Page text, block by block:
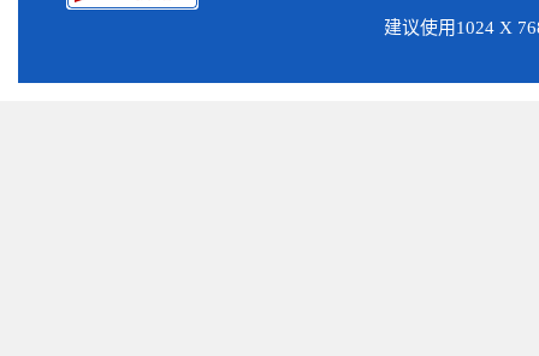
建议使用1024 X